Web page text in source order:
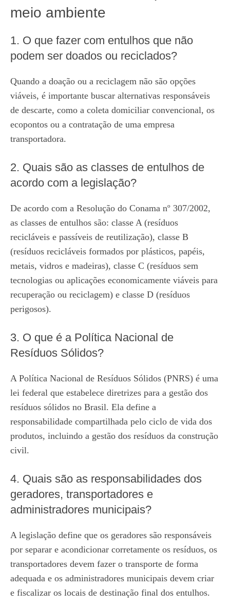
meio ambiente
1. O que fazer com entulhos que não
podem ser doados ou reciclados?
Quando a doação ou a reciclagem não são opções
viáveis, é importante buscar alternativas responsáveis
de descarte, como a coleta domiciliar convencional, os
ecopontos ou a contratação de uma empresa
transportadora.
2. Quais são as classes de entulhos de
acordo com a legislação?
De acordo com a Resolução do Conama nº 307/2002,
as classes de entulhos são: classe A (resíduos
recicláveis e passíveis de reutilização), classe B
(resíduos recicláveis formados por plásticos, papéis,
metais, vidros e madeiras), classe C (resíduos sem
tecnologias ou aplicações economicamente viáveis para
recuperação ou reciclagem) e classe D (resíduos
perigosos).
3. O que é a Política Nacional de
Resíduos Sólidos?
A Política Nacional de Resíduos Sólidos (PNRS) é uma
lei federal que estabelece diretrizes para a gestão dos
resíduos sólidos no Brasil. Ela define a
responsabilidade compartilhada pelo ciclo de vida dos
produtos, incluindo a gestão dos resíduos da construção
civil.
4. Quais são as responsabilidades dos
geradores, transportadores e
administradores municipais?
A legislação define que os geradores são responsáveis
por separar e acondicionar corretamente os resíduos, os
transportadores devem fazer o transporte de forma
adequada e os administradores municipais devem criar
e fiscalizar os locais de destinação final dos entulhos.